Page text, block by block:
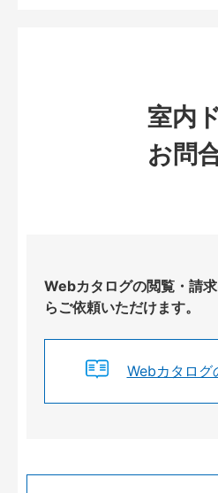
室内
お問
Webカタログの閲覧・請
らご依頼いただけます。
Webカタログ